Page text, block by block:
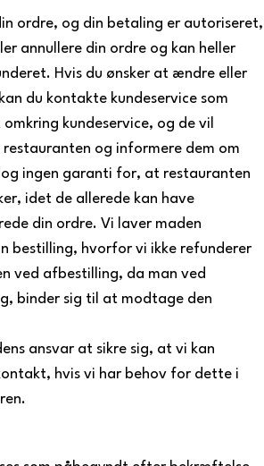
ordre, og din betaling er autoriseret,
annullere din ordre og kan heller
Hvis du ønsker at ændre eller
du kontakte kundeservice som
kundeservice, og de vil
og informere dem om
ingen garanti for, at restauranten
idet de allerede kan have
din ordre. Vi laver maden
bestilling, hvorfor vi ikke refunderer
ved afbestilling, da man ved
binder sig til at modtage den
ansvar at sikre sig, at vi kan
hvis vi har behov for dette i